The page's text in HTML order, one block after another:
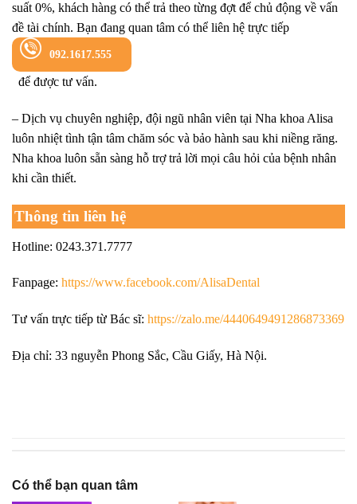
suất 0%, khách hàng có thể trả theo từng đợt để chủ động về vấn
đề tài chính. Bạn đang quan tâm có thể liên hệ trực tiếp
092.1617.555
để được tư vấn.
– Dịch vụ chuyên nghiệp, đội ngũ nhân viên tại Nha khoa Alisa
luôn nhiệt tình tận tâm chăm sóc và bảo hành sau khi niềng răng.
Nha khoa luôn sẵn sàng hỗ trợ trả lời mọi câu hỏi của bệnh nhân
khi cần thiết.
Thông tin liên hệ
Hotline: 0243.371.7777
Fanpage: https://www.facebook.com/AlisaDental
Tư vấn trực tiếp từ Bác sĩ: https://zalo.me/4440649491286873369
Địa chỉ: 33 nguyễn Phong Sắc, Cầu Giấy, Hà Nội.
Có thể bạn quan tâm